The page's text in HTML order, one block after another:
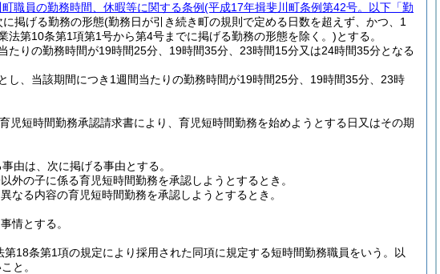
職員の勤務時間、休暇等に関する条例(平成17年揖斐川町条例第42号。以下「勤
掲げる勤務の形態(勤務日が引き続き町の規則で定める日数を超えず、かつ、1
第10条第1項第1号から第4号までに掲げる勤務の形態を除く。)とする。
りの勤務時間が19時間25分、19時間35分、23時間15分又は24時間35分となる
、当該期間につき1週間当たりの勤務時間が19時間25分、19時間35分、23時
短時間勤務承認請求書により、育児短時間勤務を始めようとする日又はその期
由は、次に掲げる事由とする。
の子に係る育児短時間勤務を承認しようとするとき。
る内容の育児短時間勤務を承認しようとするとき。
情とする。
第18条第1項の規定により採用された同項に規定する短時間勤務職員をいう。以
と。